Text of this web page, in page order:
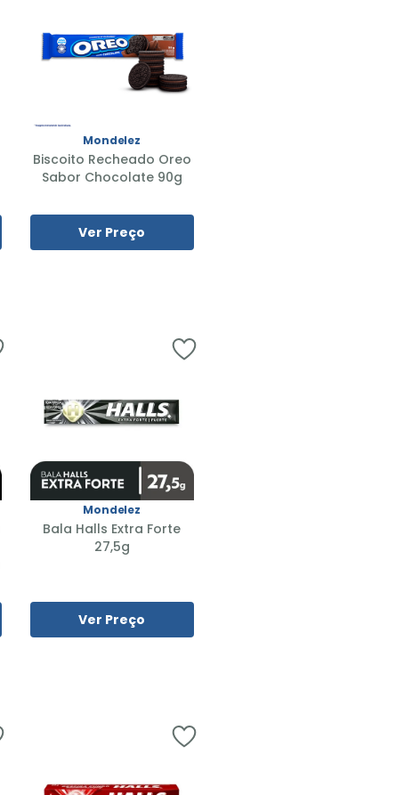
Mondelez
Biscoito Recheado Oreo
Sabor Chocolate 90g
Ver Preço
Mondelez
Bala Halls Extra Forte
27,5g
Ver Preço